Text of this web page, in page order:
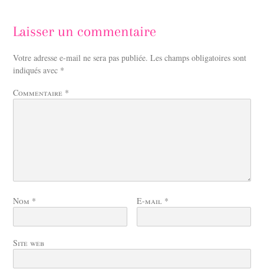
Laisser un commentaire
Votre adresse e-mail ne sera pas publiée. Les champs obligatoires sont
indiqués avec *
Commentaire *
Nom * E-mail *
Site web